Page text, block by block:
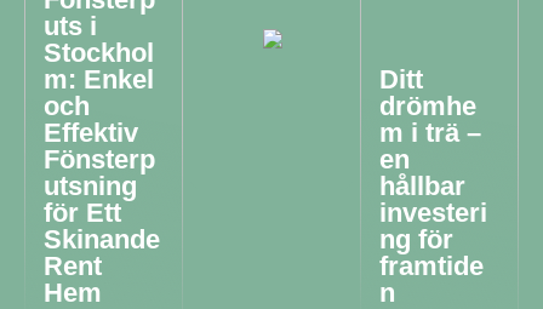
uts i
Stockhol
m: Enkel
och
Effektiv
Fönsterp
utsning
för Ett
Skinande
Rent
Hem
Ditt
drömhe
m i trä –
en
hållbar
investeri
ng för
framtide
n